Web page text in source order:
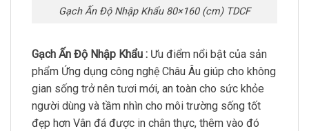
Gạch Ấn Độ Nhập Khẩu 80×160 (cm) TDCF
Gạch Ấn Độ Nhập Khẩu : Ưu điểm nổi bật của sản
phẩm Ứng dụng công nghệ Châu Âu giúp cho không
gian sống trở nên tươi mới, an toàn cho sức khỏe
người dùng và tầm nhìn cho môi trường sống tốt
đẹp hơn Vân đá được in chân thực, thêm vào đó